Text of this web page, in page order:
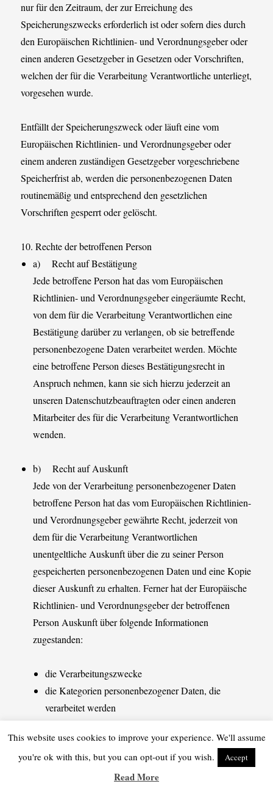
nur für den Zeitraum, der zur Erreichung des
Speicherungszwecks erforderlich ist oder sofern dies durch
den Europäischen Richtlinien- und Verordnungsgeber oder
einen anderen Gesetzgeber in Gesetzen oder Vorschriften,
welchen der für die Verarbeitung Verantwortliche unterliegt,
vorgesehen wurde.
Entfällt der Speicherungszweck oder läuft eine vom
Europäischen Richtlinien- und Verordnungsgeber oder
einem anderen zuständigen Gesetzgeber vorgeschriebene
Speicherfrist ab, werden die personenbezogenen Daten
routinemäßig und entsprechend den gesetzlichen
Vorschriften gesperrt oder gelöscht.
10. Rechte der betroffenen Person
a) Recht auf Bestätigung
Jede betroffene Person hat das vom Europäischen
Richtlinien- und Verordnungsgeber eingeräumte Recht,
von dem für die Verarbeitung Verantwortlichen eine
Bestätigung darüber zu verlangen, ob sie betreffende
personenbezogene Daten verarbeitet werden. Möchte
eine betroffene Person dieses Bestätigungsrecht in
Anspruch nehmen, kann sie sich hierzu jederzeit an
unseren Datenschutzbeauftragten oder einen anderen
Mitarbeiter des für die Verarbeitung Verantwortlichen
wenden.
b) Recht auf Auskunft
Jede von der Verarbeitung personenbezogener Daten
betroffene Person hat das vom Europäischen Richtlinien-
und Verordnungsgeber gewährte Recht, jederzeit von
dem für die Verarbeitung Verantwortlichen
unentgeltliche Auskunft über die zu seiner Person
gespeicherten personenbezogenen Daten und eine Kopie
dieser Auskunft zu erhalten. Ferner hat der Europäische
Richtlinien- und Verordnungsgeber der betroffenen
Person Auskunft über folgende Informationen
zugestanden:
die Verarbeitungszwecke
die Kategorien personenbezogener Daten, die
verarbeitet werden
gegenüber denen die personenbezogenen Daten
offengelegt worden sind oder noch offengelegt
werden, insbesondere bei Empfängern in Drittländern
This website uses cookies to improve your experience. We'll assume
you're ok with this, but you can opt-out if you wish.
Accept
Read More